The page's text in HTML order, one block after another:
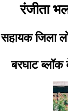
रंजीता
सहायक जिला
बरघाट ब्लॉक